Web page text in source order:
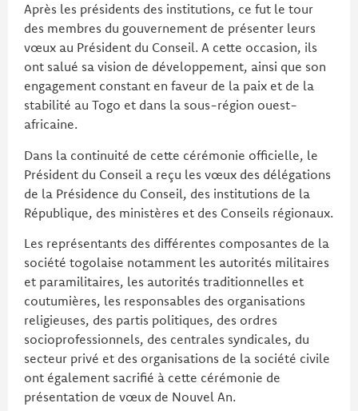
Après les présidents des institutions, ce fut le tour
des membres du gouvernement de présenter leurs
vœux au Président du Conseil. A cette occasion, ils
ont salué sa vision de développement, ainsi que son
engagement constant en faveur de la paix et de la
stabilité au Togo et dans la sous-région ouest-
africaine.
Dans la continuité de cette cérémonie officielle, le
Président du Conseil a reçu les vœux des délégations
de la Présidence du Conseil, des institutions de la
République, des ministères et des Conseils régionaux.
Les représentants des différentes composantes de la
société togolaise notamment les autorités militaires
et paramilitaires, les autorités traditionnelles et
coutumières, les responsables des organisations
religieuses, des partis politiques, des ordres
socioprofessionnels, des centrales syndicales, du
secteur privé et des organisations de la société civile
ont également sacrifié à cette cérémonie de
présentation de vœux de Nouvel An.